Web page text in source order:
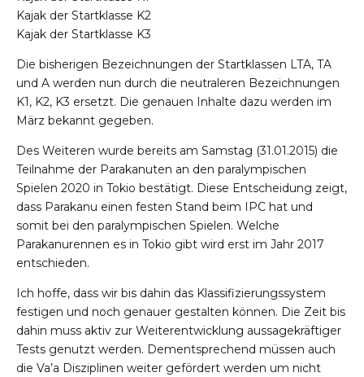
Kajak der Startklasse K2
Kajak der Startklasse K3
Die bisherigen Bezeichnungen der Startklassen LTA, TA
und A werden nun durch die neutraleren Bezeichnungen
K1, K2, K3 ersetzt. Die genauen Inhalte dazu werden im
März bekannt gegeben.
Des Weiteren wurde bereits am Samstag (31.01.2015) die
Teilnahme der Parakanuten an den paralympischen
Spielen 2020 in Tokio bestätigt. Diese Entscheidung zeigt,
dass Parakanu einen festen Stand beim IPC hat und
somit bei den paralympischen Spielen. Welche
Parakanurennen es in Tokio gibt wird erst im Jahr 2017
entschieden.
Ich hoffe, dass wir bis dahin das Klassifizierungssystem
festigen und noch genauer gestalten können. Die Zeit bis
dahin muss aktiv zur Weiterentwicklung aussagekräftiger
Tests genutzt werden. Dementsprechend müssen auch
die Va’a Disziplinen weiter gefördert werden um nicht